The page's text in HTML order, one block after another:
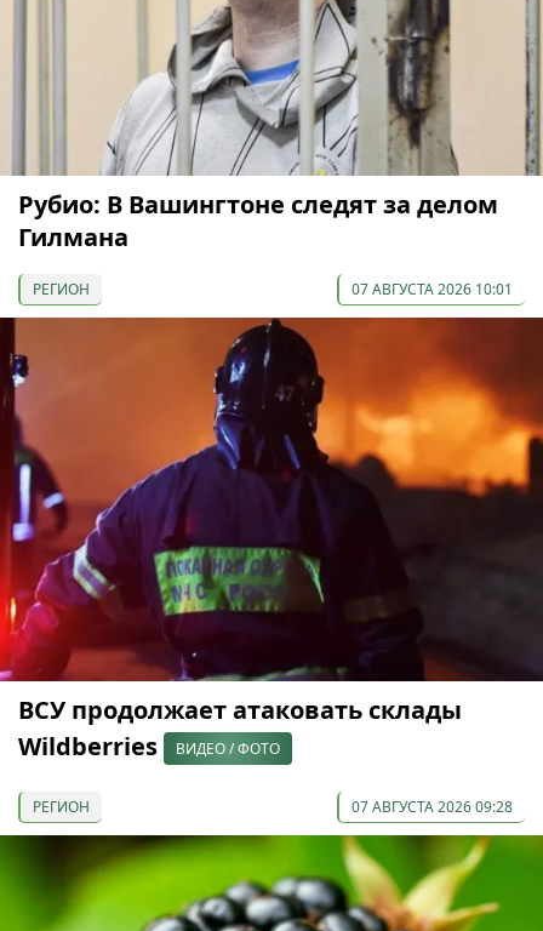
Рубио: В Вашингтоне следят за делом
Гилмана
РЕГИОН 07 АВГУСТА 2026 10:01
ВСУ продолжает атаковать склады
Wildberries
ВИДЕО / ФОТО
РЕГИОН 07 АВГУСТА 2026 09:28